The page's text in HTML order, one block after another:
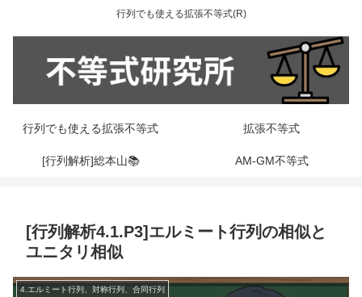
行列でも使える拡張不等式(R)
行列でも使える拡張不等式 拡張不等式
[行列解析]総本山📚 AM-GM不等式
[行列解析4.1.P3]エルミート行列の相似と
ユニタリ相似
4.エルミート行列、対称行列、合同行列